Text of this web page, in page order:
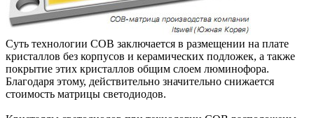
Суть технологии COB заключается в размещении на плате
кристаллов без корпусов и керамических подложек, а также
покрытие этих кристаллов общим слоем люминофора.
Благодаря этому, действительно значительно снижается
стоимость матрицы светодиодов.